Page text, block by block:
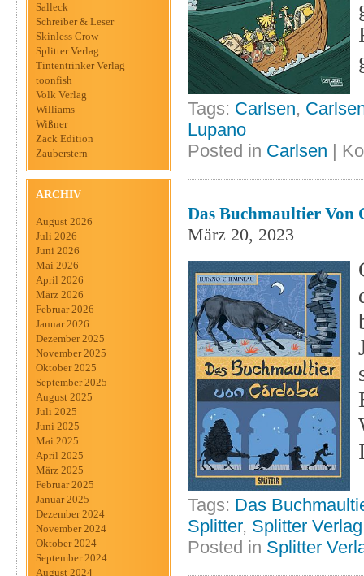
Salleck
Schreiber & Leser
Skinless Crow
Splitter Verlag
Tintentrinker Verlag
toonfish
Volk Verlag
Williams
Wißner
Zack Edition
Zauberstern
ARCHIV
August 2026
Juli 2026
Juni 2026
Mai 2026
April 2026
März 2026
Februar 2026
Januar 2026
Dezember 2025
November 2025
Oktober 2025
September 2025
August 2025
Juli 2025
Juni 2025
Mai 2025
April 2025
März 2025
Februar 2025
Januar 2025
Dezember 2024
November 2024
Oktober 2024
September 2024
August 2024
Tags: Carlsen,
Lupano
Posted in Carlsen |
Das Buchmaultier Von
März 20, 2023
Tags: Das
Splitter, Splitter Verlag
Posted in Splitter